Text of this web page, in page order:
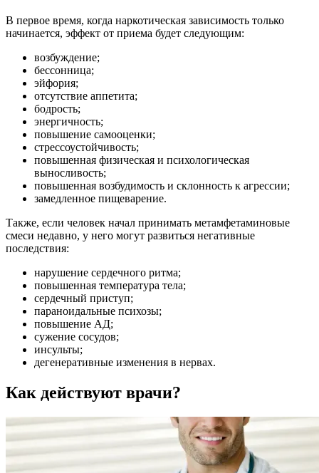
В первое время, когда наркотическая зависимость только
начинается, эффект от приема будет следующим:
возбуждение;
бессонница;
эйфория;
отсутствие аппетита;
бодрость;
энергичность;
повышение самооценки;
стрессоустойчивость;
повышенная физическая и психологическая
выносливость;
повышенная возбудимость и склонность к агрессии;
замедленное пищеварение.
Также, если человек начал принимать метамфетаминовые
смеси недавно, у него могут развиться негативные
последствия:
нарушение сердечного ритма;
повышенная температура тела;
сердечный приступ;
параноидальные психозы;
повышение АД;
сужение сосудов;
инсульты;
дегенеративные изменения в нервах.
Как действуют врачи?